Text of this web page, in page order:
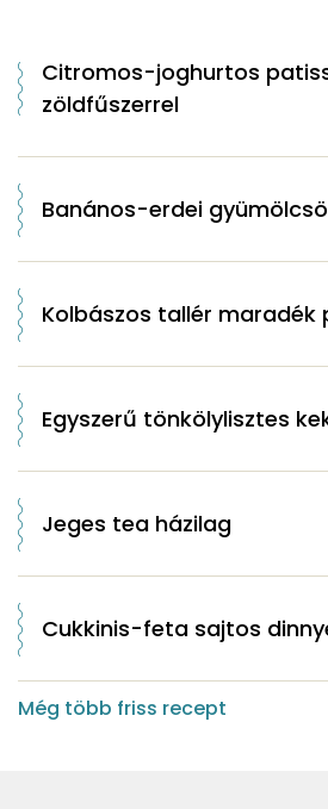
Citromos-joghurtos
zöldfűszerrel
Banános-erdei
Kolbászos tallér maradék
Egyszerű tönkölylisztes
Jeges tea házilag
Cukkinis-feta sajtos
Még több friss recept